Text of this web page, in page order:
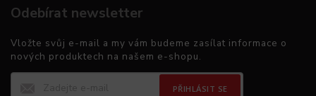
Odebírat newsletter
Vložte svůj e-mail a my vám budeme zasílat informace o
nových produktech na našem e-shopu.
PŘIHLÁSIT SE